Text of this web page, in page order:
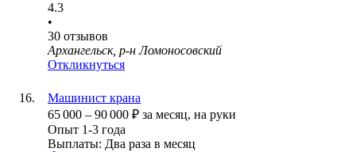
4.3
•
30 отзывов
Архангельск, р-н Ломоносовский
Откликнуться
Машинист крана
65 000 – 90 000 ₽ за месяц, на руки
Опыт 1-3 года
Выплаты: Два раза в месяц